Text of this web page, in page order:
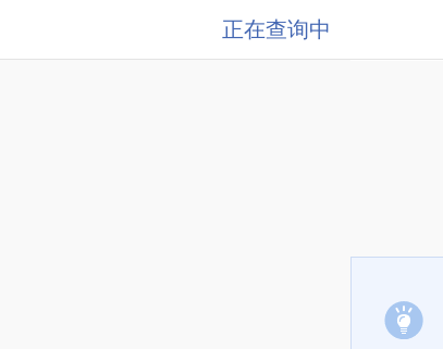
正在查询中